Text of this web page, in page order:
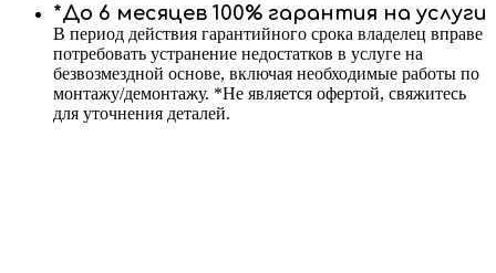
*До 6 месяцев 100% гарантия на услуги
В период действия гарантийного срока владелец вправе
потребовать устранение недостатков в услуге на
безвозмездной основе, включая необходимые работы по
монтажу/демонтажу. *Не является офертой, свяжитесь
для уточнения деталей.